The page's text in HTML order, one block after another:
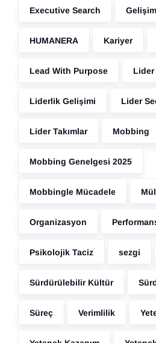
Executive Search Gelişim
HUMANERA Kariyer
Lead With Purpose Lider
Liderlik Gelişimi Lider
Lider Takımlar Mobbing
Mobbing Genelgesi 2025
Mobbingle Mücadele
Organizasyon
Psikolojik Taciz sezgi
Sürdürülebilir Kültür
Süreç Verimlilik